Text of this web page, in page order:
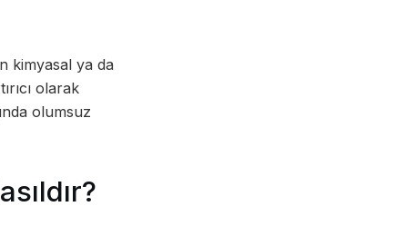
kimyasal ya da
olarak
olumsuz